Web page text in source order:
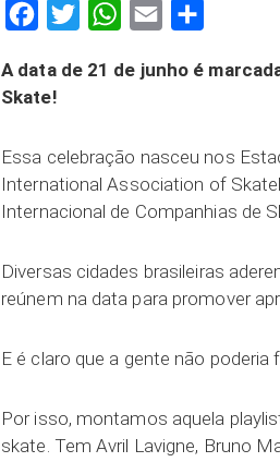
FacebookTwitter WhatsAppEmail
A data de 21 de junho é
Skate!
Essa celebração nasceu nos
International Association of
Internacional de Companhias de
Diversas cidades brasileiras
reúnem na data para promover
E é claro que a gente não
Por isso, montamos aquela
skate. Tem Avril Lavigne, Bruno